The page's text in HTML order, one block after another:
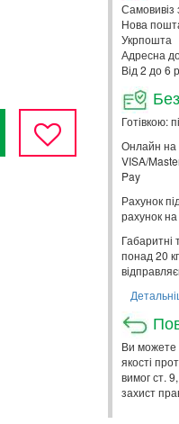
Самовивіз
Нова
Укрпошта
Адресна
Від 2 до 6
Готівкою:
Онлайн на
VISA/
Pay
Рахунок
рахунок
Габаритні
понад 20
Ви можете
якості
вимог ст.
захист